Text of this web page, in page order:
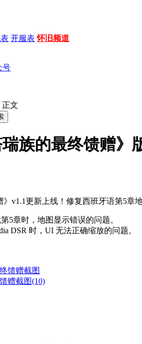
开服表 怀旧频道
号
正文
瑞族的最终馈赠
》v1.1更新上线！修复西班牙语第5
5章时，地图显示错误的问题。
DSR 时，UI 无法正确缩放的问题。
赠截图(10)